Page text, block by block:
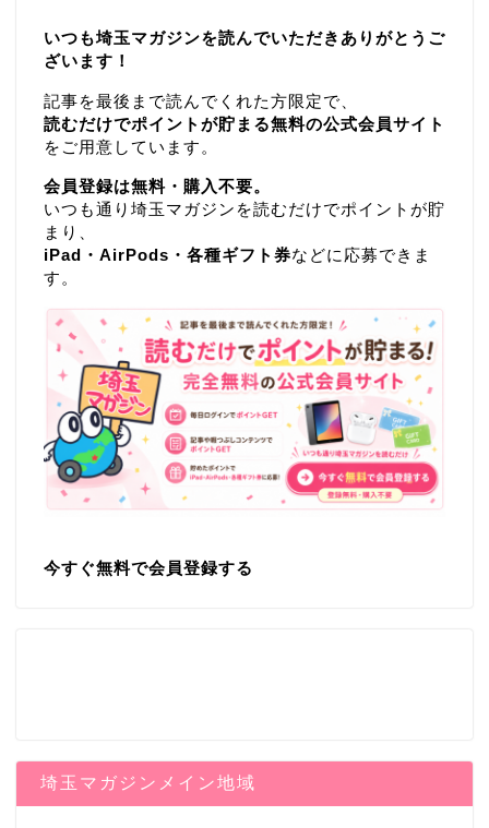
いつも埼玉マガジンを読んでいただきありがとうご
ざいます！
記事を最後まで読んでくれた方限定で、
読むだけでポイントが貯まる無料の公式会員サイト
をご用意しています。
会員登録は無料・購入不要。
いつも通り埼玉マガジンを読むだけでポイントが貯
まり、
iPad・AirPods・各種ギフト券などに応募できま
す。
今すぐ無料で会員登録する
埼玉マガジンメイン地域